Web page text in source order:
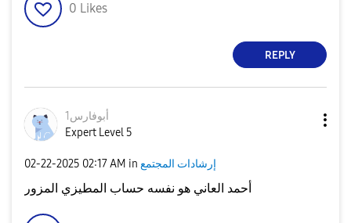
0 Likes
REPLY
أبوفارس1
Expert Level 5
‎02-22-2025 02:17 AM in إرشادات المجتمع
أحمد العاني هو نفسه حساب المطيزي المزور